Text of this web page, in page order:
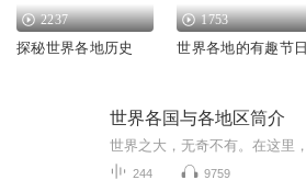
2237
探秘世界各地历史
1753
世界各地的有趣节日
世界各国与各地区筒介
244 9759